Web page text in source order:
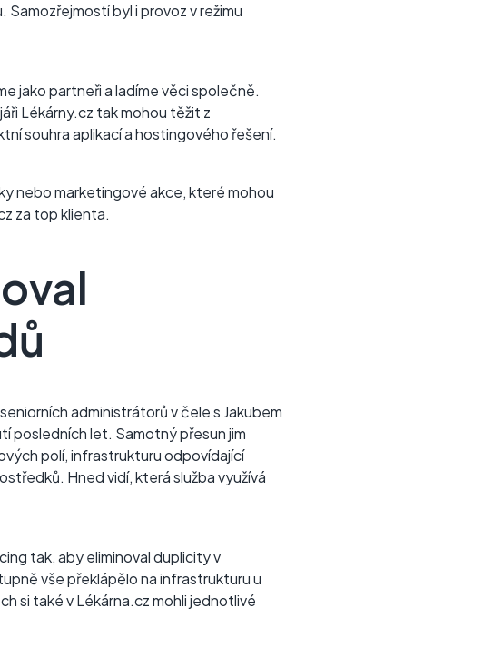
byl i provoz v režimu
jako partneři a ladíme věci společně.
Lékárny.cz tak mohou těžit z
souhra aplikací a hostingového řešení.
nebo marketingové akce, které mohou
za top klienta.
administrátorů v čele s Jakubem
posledních let. Samotný přesun jim
polí, infrastrukturu odpovídající
Hned vidí, která služba využívá
tak, aby eliminoval duplicity v
vše překlápělo na infrastrukturu u
si také v Lékárna.cz mohli jednotlivé